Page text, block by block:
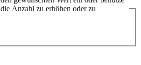
Anzahl zu erhöhen oder zu